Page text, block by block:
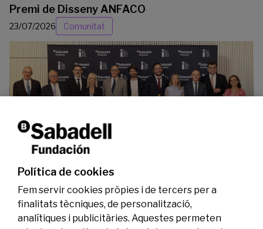
Premi de Disseny ANFACO
23/07/2026 Comunitat
La Fundació Banc Sabadell reconeix a dos
investigadors en els àmbits de l’edició del
genoma i l’energia neta
Política de cookies
Fem servir cookies pròpies i de tercers per a
finalitats tècniques, de personalització,
analítiques i publicitàries. Aquestes permeten